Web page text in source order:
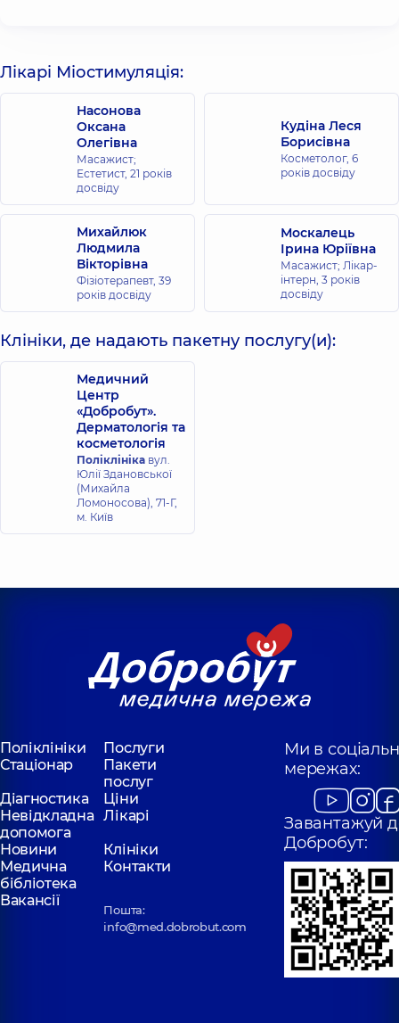
Лікарі Міостимуляція:
Насонова
Оксана
Олегівна
Масажист;
Естетист, 21 років
досвіду
Кудіна Леся
Борисівна
Косметолог, 6
років досвіду
Михайлюк
Людмила
Вікторівна
Фізіотерапевт, 39
років досвіду
Москалець
Ірина Юріївна
Масажист; Лікар-
інтерн, 3 років
досвіду
Клініки, де надають пакетну послугу(и):
Медичний
Центр
«Добробут».
Дерматологія та
косметологія
Поліклініка вул.
Юлії Здановської
(Михайла
Ломоносова), 71-Г,
м. Київ
Поліклініки
Послуги
Стаціонар
Пакети
послуг
Діагностика
Ціни
Невідкладна
допомога
Лікарі
Новини
Клініки
Медична
бібліотека
Контакти
Вакансії
Пошта:
info@med.dobrobut.com
Ми в
мережах:
Завантажуй
Добробут: